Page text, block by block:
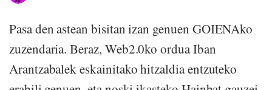
Pasa den astean bisitan izan genuen GOIENAko
zuzendaria. Beraz, Web2.0ko ordua Iban
Arantzabalek eskainitako hitzaldia entzuteko